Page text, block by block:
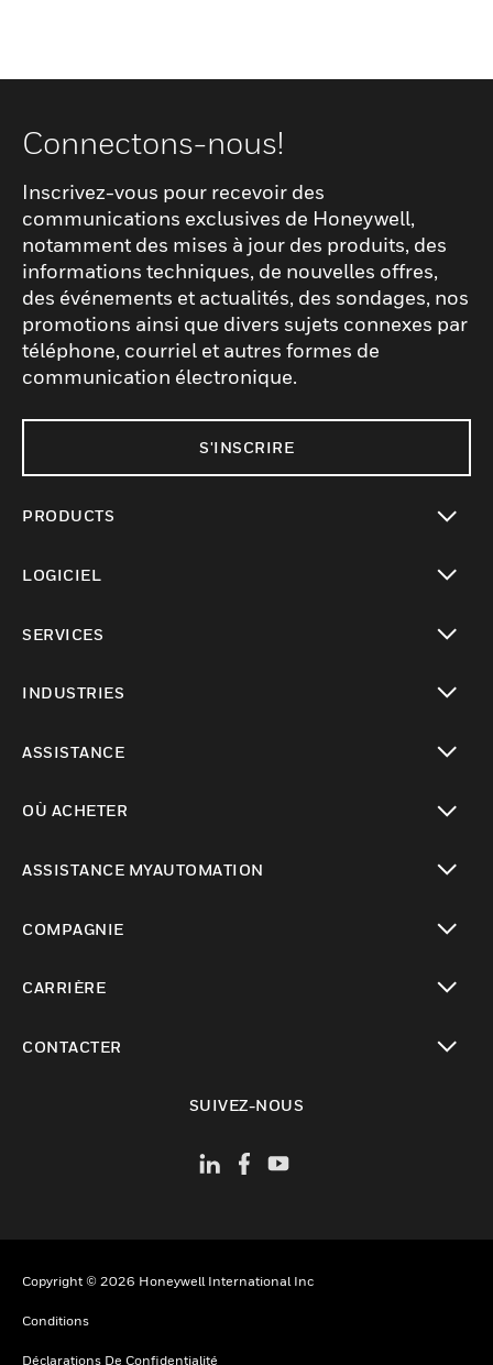
Connectons-nous!
Inscrivez-vous pour recevoir des
communications exclusives de Honeywell,
notamment des mises à jour des produits, des
informations techniques, de nouvelles offres,
des événements et actualités, des sondages, nos
promotions ainsi que divers sujets connexes par
téléphone, courriel et autres formes de
communication électronique.
S'INSCRIRE
PRODUCTS
LOGICIEL
SERVICES
INDUSTRIES
ASSISTANCE
OÙ ACHETER
ASSISTANCE MYAUTOMATION
COMPAGNIE
CARRIÈRE
CONTACTER
SUIVEZ-NOUS
Copyright © 2026 Honeywell International Inc
Conditions
Déclarations De Confidentialité